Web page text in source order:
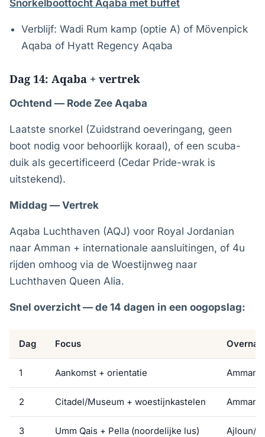
Snorkelboottocht Aqaba met buffet
Verblijf: Wadi Rum kamp (optie A) of Mövenpick
Aqaba of Hyatt Regency Aqaba
Dag 14: Aqaba + vertrek
Ochtend — Rode Zee Aqaba
Laatste snorkel (Zuidstrand oeveringang, geen
boot nodig voor behoorlijk koraal), of een scuba-
duik als gecertificeerd (Cedar Pride-wrak is
uitstekend).
Middag — Vertrek
Aqaba Luchthaven (AQJ) voor Royal Jordanian
naar Amman + internationale aansluitingen, of 4u
rijden omhoog via de Woestijnweg naar
Luchthaven Queen Alia.
Snel overzicht — de 14 dagen in een oogopslag:
Dag Focus
1 Aankomst + orientatie Amman
2 Citadel/Museum + woestijnkastelen Amman
3 Umm Qais + Pella (noordelijke lus) Ajloun/